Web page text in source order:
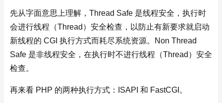
先从字面意思上理解，Thread Safe 是线程安全，执行时
会进行线程（Thread）安全检查，以防止有新要求就启动
新线程的 CGI 执行方式而耗尽系统资源。Non Thread
Safe 是非线程安全，在执行时不进行线程（Thread）安全
检查。
再来看 PHP 的两种执行方式：ISAPI 和 FastCGI。